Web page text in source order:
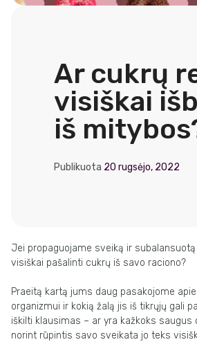
Ar cukrų
visiškai
iš
Publikuota 20 rugsėjo, 2022
Jei propaguojame sveiką ir
visiškai pašalinti cukrų iš savo raciono?
Praeitą kartą jums daug pasakojome
organizmui ir kokią žalą jis iš tikrųjų gali
iškilti klausimas – ar yra kažkoks saugus
norint rūpintis savo sveikata jo teks